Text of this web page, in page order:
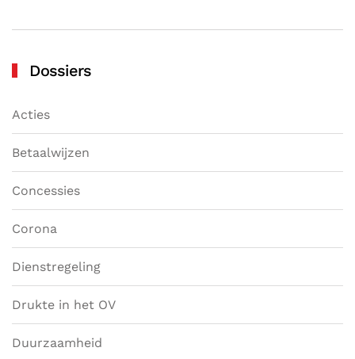
Dossiers
Acties
Betaalwijzen
Concessies
Corona
Dienstregeling
Drukte in het OV
Duurzaamheid